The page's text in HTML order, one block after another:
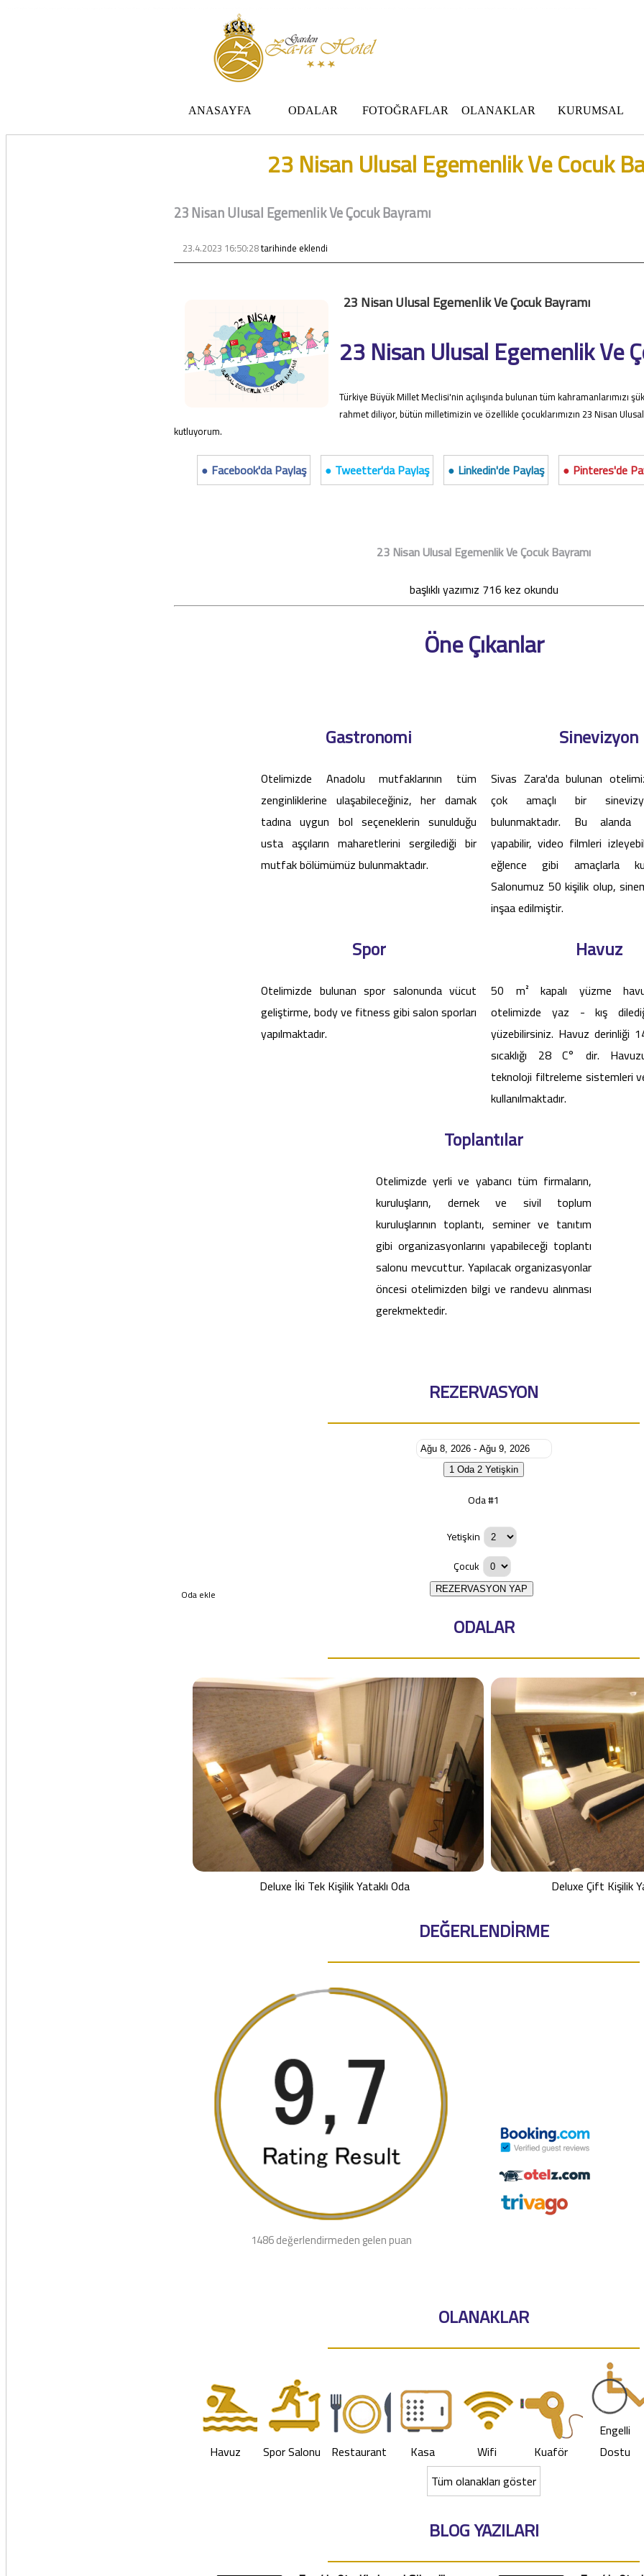
ANASAYFA ODALAR FOTOĞRAFLAR OLANAKLAR KURUMSAL
23 Nisan Ulusal Egemenlik Ve Cocuk
23 Nisan Ulusal Egemenlik Ve Çocuk Bayramı
23.4.2023 16:50:28tarihinde eklendi
23 Nisan Ulusal Egemenlik Ve Çocuk Bayramı
23 Nisan Ulusal Egemenlik Ve
Türkiye Büyük Millet Meclisi'nin açılışında bulunan tüm kahramanlarımızı
rahmet diliyor, bütün milletimizin ve özellikle çocuklarımızın 23 Nisan
kutluyorum.
● Facebook'da Paylaş ● Tweetter'da Paylaş ● Linkedin'de Paylaş ● Pinteres'de
23 Nisan Ulusal Egemenlik Ve Çocuk Bayramı
başlıklı yazımız 716 kez okundu
Öne Çıkanlar
Gastronomi
Otelimizde Anadolu mutfaklarının tüm
zenginliklerine ulaşabileceğiniz, her damak
tadına uygun bol seçeneklerin sunulduğu
usta aşçıların maharetlerini sergilediği bir
mutfak bölümümüz bulunmaktadır.
Sinevizyon
Sivas Zara'da bulunan
çok amaçlı bir
bulunmaktadır. Bu alanda
yapabilir, video filmleri
eğlence gibi amaçlarla
Salonumuz 50 kişilik olup,
inşaa edilmiştir.
Spor
Otelimizde bulunan spor salonunda vücut
geliştirme, body ve fitness gibi salon sporları
yapılmaktadır.
Havuz
50 m² kapalı yüzme
otelimizde yaz - kış
yüzebilirsiniz. Havuz derinliği
sıcaklığı 28 C° dir.
teknoloji filtreleme sistemleri
kullanılmaktadır.
Toplantılar
Otelimizde yerli ve yabancı tüm firmaların,
kuruluşların, dernek ve sivil toplum
kuruluşlarının toplantı, seminer ve tanıtım
gibi organizasyonlarını yapabileceği toplantı
salonu mevcuttur. Yapılacak organizasyonlar
öncesi otelimizden bilgi ve randevu alınması
gerekmektedir.
REZERVASYON
1 Oda 2 Yetişkin
Oda #1
Yetişkin
Çocuk
Oda ekle REZERVASYON YAP
ODALAR
Deluxe İki Tek Kişilik Yataklı Oda Deluxe Çift Kişilik
DEĞERLENDİRME
1486 değerlendirmeden gelen puan
OLANAKLAR
Havuz Spor Salonu Restaurant Kasa Wifi Kuaför
Engelli
Dostu
Tüm olanakları göster
BLOG YAZILARI